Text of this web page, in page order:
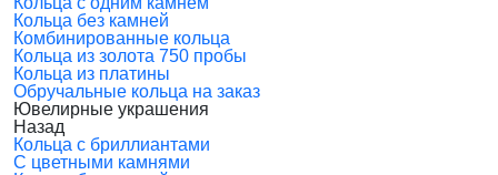
Кольца без камней
Комбинированные кольца
Кольца из золота 750 пробы
Кольца из платины
Обручальные кольца на заказ
Ювелирные украшения
Назад
Кольца с бриллиантами
С цветными камнями